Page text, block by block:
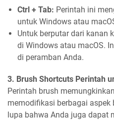
Ctrl + Tab: Perintah ini
untuk Windows atau
Untuk berputar dari kanan
di Windows atau macOS.
di peramban Anda.
3. Brush Shortcuts Perintah
Perintah brush
memodifikasi berbagai aspek
lupa bahwa Anda juga dapat